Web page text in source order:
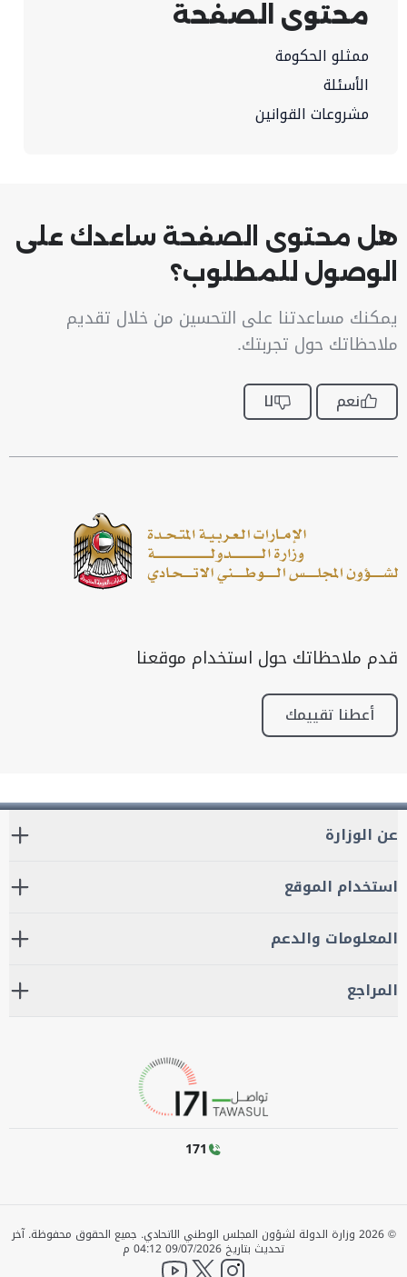
محتوى الصفحة
ممثلو الحكومة
الأسئلة
مشروعات القوانين
هل محتوى الصفحة ساعدك على
الوصول للمطلوب؟
يمكنك مساعدتنا على التحسين من خلال تقديم
ملاحظاتك حول تجربتك.
نعم لا
قدم ملاحظاتك حول استخدام موقعنا
أعطنا تقييمك
عن الوزارة
استخدام الموقع
المعلومات والدعم
المراجع
171
©
2026 وزارة الدولة لشؤون المجلس الوطني الاتحادي. جميع الحقوق محفوظة.آخر
تحديث بتاريخ 09/07/2026 04:12 م
instagram
twitter
YouTube